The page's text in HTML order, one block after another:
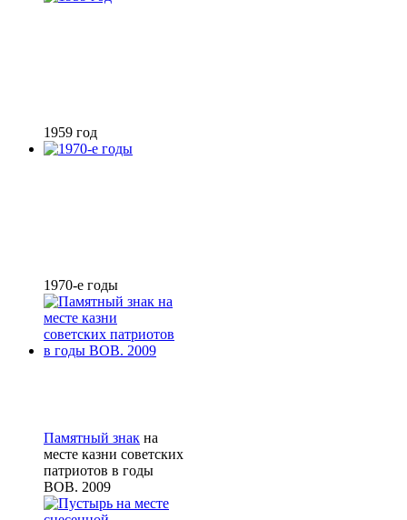
1959 год
1970-е годы
Памятный знак на
месте казни советских
патриотов в годы
ВОВ. 2009